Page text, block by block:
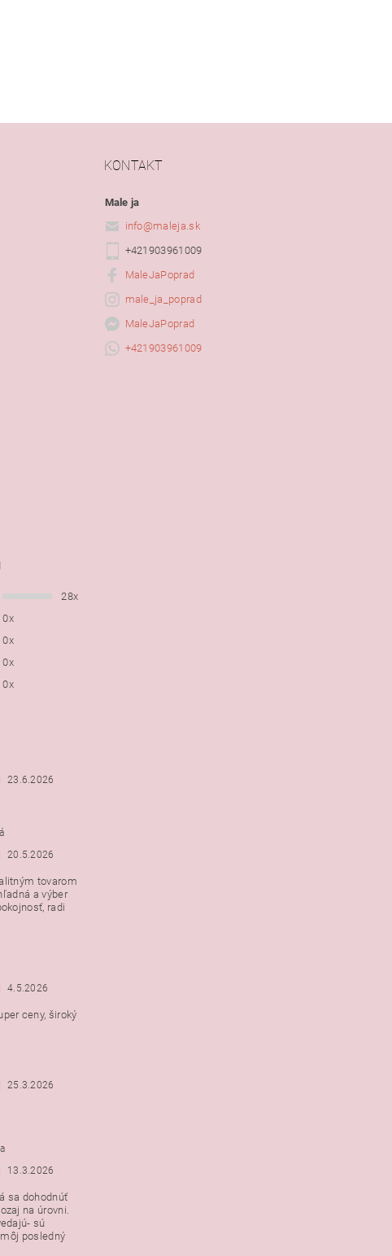
KONTAKT
Male ja
info@maleja.sk
+421903961009
MaleJaPoprad
male_ja_poprad
MaleJaPoprad
+421903961009
28x
0x
0x
0x
0x
s
23.6.2026
20.5.2026
tovarom
a výber
radi
4.5.2026
ceny, široký
25.3.2026
13.3.2026
sa dohodnúť
na úrovni.
sú
posledný